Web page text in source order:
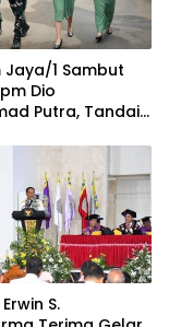
Jaya/1 Sambut
Dio
Putra, Tandai
S.